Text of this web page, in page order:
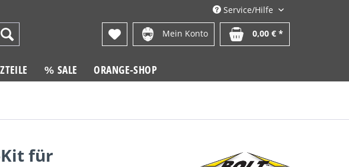
Service/Hilfe
Mein Konto 0,00 € *
% SALE ORANGE-SHOP
für